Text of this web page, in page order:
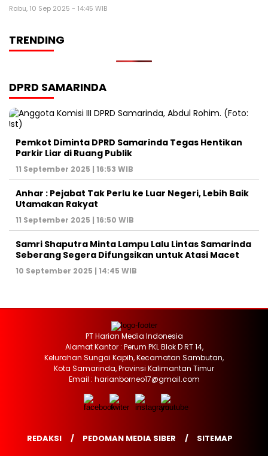
Rabu, 10 Sep 2025 - 14:45 WIB
TRENDING
DPRD SAMARINDA
Pemkot Diminta DPRD Samarinda Tegas Hentikan
Parkir Liar di Ruang Publik
11 September 2025 | 16:53 WIB
Anhar : Pejabat Tak Perlu ke Luar Negeri, Lebih Baik
Utamakan Rakyat
11 September 2025 | 16:50 WIB
Samri Shaputra Minta Lampu Lalu Lintas Samarinda
Seberang Segera Difungsikan untuk Atasi Macet
10 September 2025 | 14:45 WIB
PT Harian Media Indonesia
Alamat Kantor : Perum PKL Blok D RT 14,
Kelurahan Sungai Kapih, Kecamatan Sambutan,
Kota Samarinda, Provinsi Kalimantan Timur
Email : harianborneo17@gmail.com
REDAKSI PEDOMAN MEDIA SIBER SITEMAP